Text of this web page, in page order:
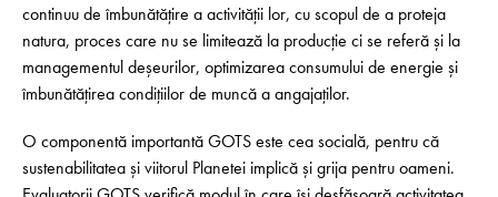
continuu de îmbunătățire a activității lor, cu scopul de a proteja
natura, proces care nu se limitează la producție ci se referă și la
managementul deșeurilor, optimizarea consumului de energie și
îmbunătățirea condițiilor de muncă a angajaților.
O componentă importantă GOTS este cea socială, pentru că
suste­nabi­litatea și viitorul Planetei implică și grija pentru oameni.